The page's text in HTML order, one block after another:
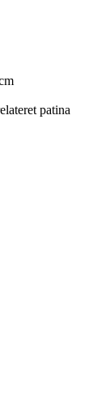
patina